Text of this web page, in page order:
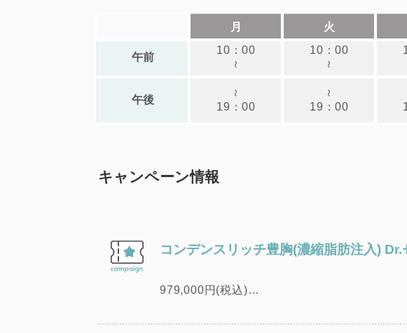
月 火
午前
10：00
～
10：00
～
午後
～
19：00
～
19：00
キャンペーン情報
コンデンスリッチ豊胸(濃縮脂肪注入)
979,000円(税込)